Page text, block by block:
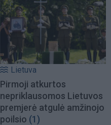
Lietuva
Pirmoji atkurtos
nepriklausomos Lietuvos
premjerė atgulė amžinojo
poilsio (1)